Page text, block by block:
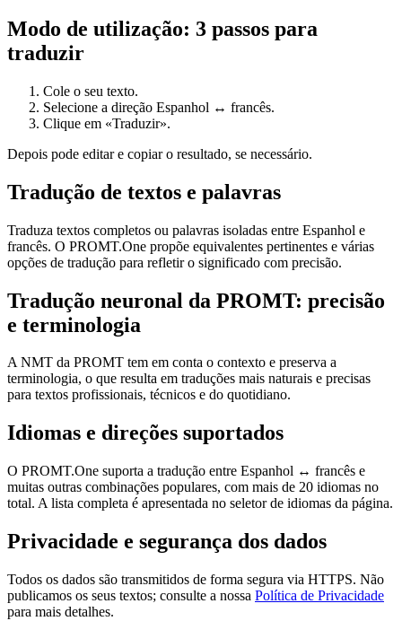
Modo de utilização: 3 passos para
traduzir
Cole o seu texto.
Selecione a direção Espanhol ↔ francês.
Clique em «Traduzir».
Depois pode editar e copiar o resultado, se necessário.
Tradução de textos e palavras
Traduza textos completos ou palavras isoladas entre Espanhol e
francês. O PROMT.One propõe equivalentes pertinentes e várias
opções de tradução para refletir o significado com precisão.
Tradução neuronal da PROMT: precisão
e terminologia
A NMT da PROMT tem em conta o contexto e preserva a
terminologia, o que resulta em traduções mais naturais e precisas
para textos profissionais, técnicos e do quotidiano.
Idiomas e direções suportados
O PROMT.One suporta a tradução entre Espanhol ↔ francês e
muitas outras combinações populares, com mais de 20 idiomas no
total. A lista completa é apresentada no seletor de idiomas da página.
Privacidade e segurança dos dados
Todos os dados são transmitidos de forma segura via HTTPS. Não
publicamos os seus textos; consulte a nossa Política de Privacidade
para mais detalhes.